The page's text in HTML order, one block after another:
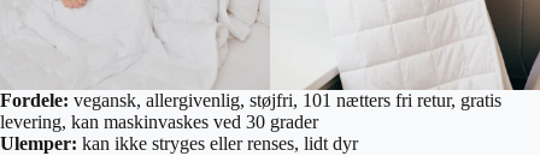
Fordele: vegansk, allergivenlig, støjfri, 101 nætters fri retur, gratis
levering, kan maskinvaskes ved 30 grader
Ulemper: kan ikke stryges eller renses, lidt dyr